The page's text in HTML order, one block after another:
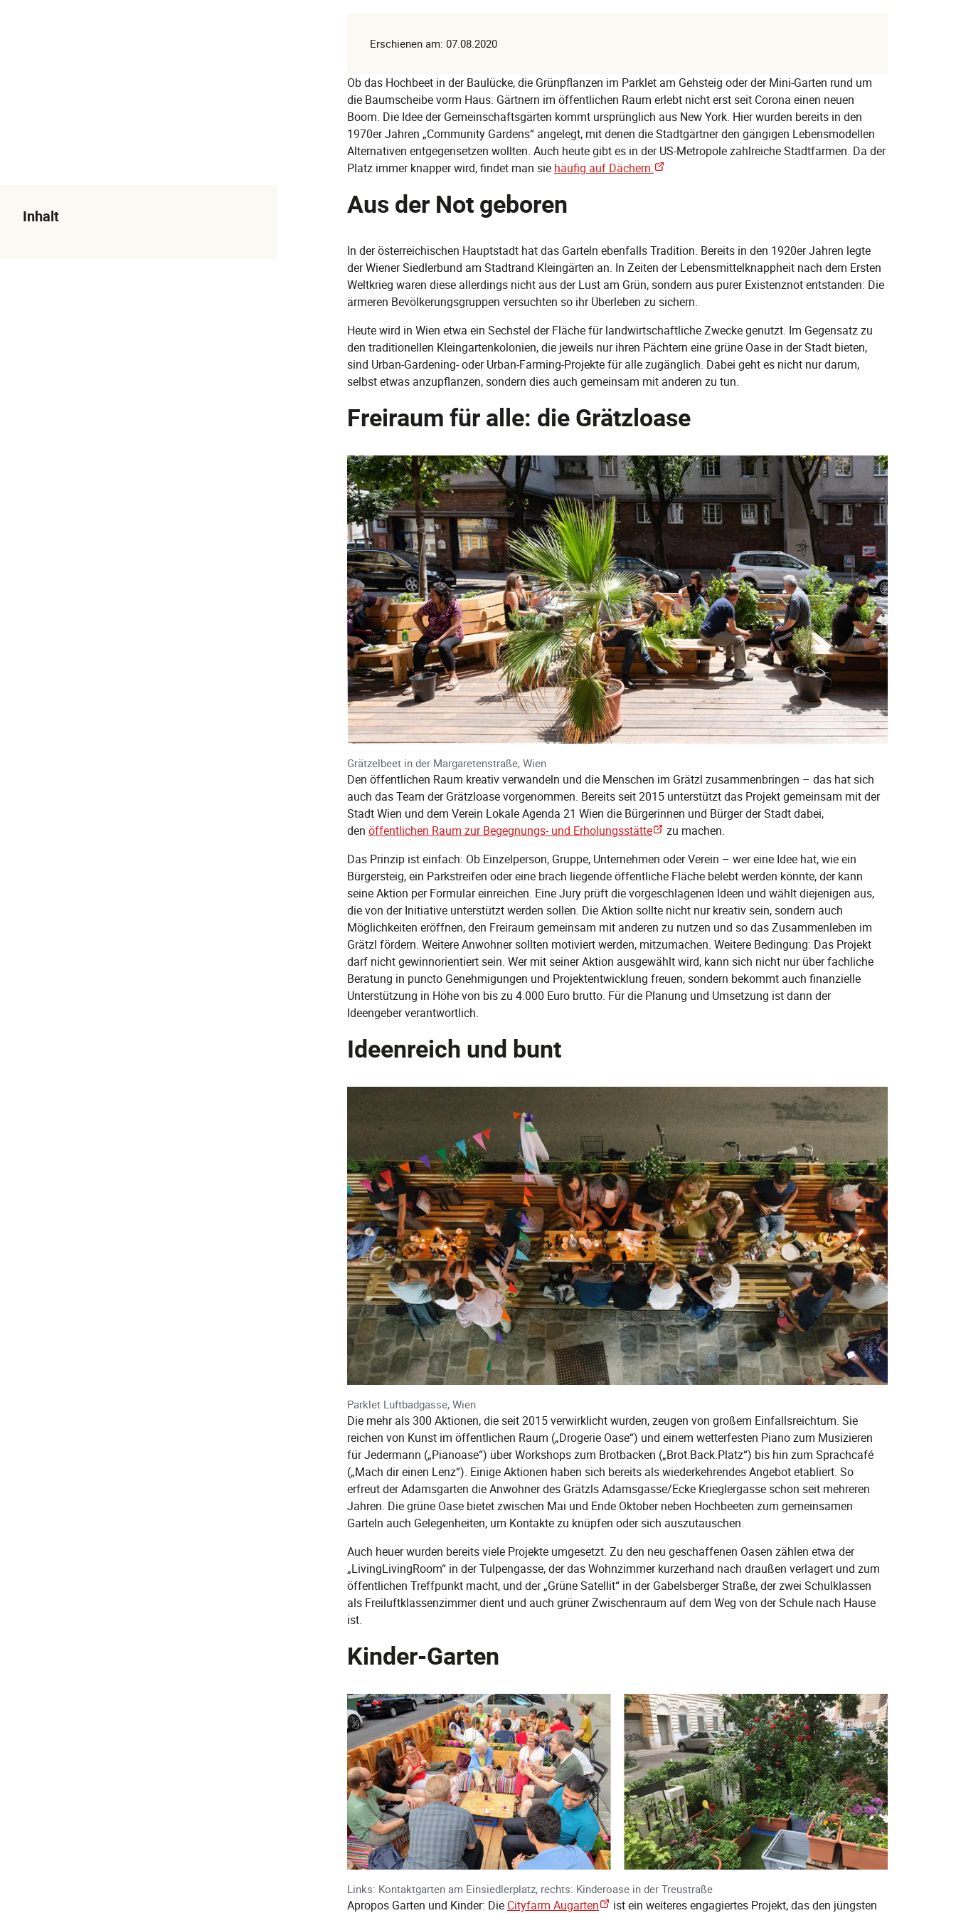
Erschienen am: 07.08.2020
Inhalt
Ob das Hochbeet in der Baulücke, die Grünpflanzen im Parklet am Gehsteig oder der Mini-Garten rund um
die Baumscheibe vorm Haus: Gärtnern im öffentlichen Raum erlebt nicht erst seit Corona einen neuen
Boom. Die Idee der Gemeinschaftsgärten kommt ursprünglich aus New York. Hier wurden bereits in den
1970er Jahren „Community Gardens“ angelegt, mit denen die Stadtgärtner den gängigen Lebensmodellen
Alternativen entgegensetzen wollten. Auch heute gibt es in der US-Metropole zahlreiche Stadtfarmen. Da der
Platz immer knapper wird, findet man sie häufig auf Dächern.
Aus der Not geboren
In der österreichischen Hauptstadt hat das Garteln ebenfalls Tradition. Bereits in den 1920er Jahren legte
der Wiener Siedlerbund am Stadtrand Kleingärten an. In Zeiten der Lebensmittelknappheit nach dem Ersten
Weltkrieg waren diese allerdings nicht aus der Lust am Grün, sondern aus purer Existenznot entstanden: Die
ärmeren Bevölkerungsgruppen versuchten so ihr Überleben zu sichern.
Heute wird in Wien etwa ein Sechstel der Fläche für landwirtschaftliche Zwecke genutzt. Im Gegensatz zu
den traditionellen Kleingartenkolonien, die jeweils nur ihren Pächtern eine grüne Oase in der Stadt bieten,
sind Urban-Gardening- oder Urban-Farming-Projekte für alle zugänglich. Dabei geht es nicht nur darum,
selbst etwas anzupflanzen, sondern dies auch gemeinsam mit anderen zu tun.
Freiraum für alle: die Grätzloase
Grätzelbeet in der Margaretenstraße, Wien
Den öffentlichen Raum kreativ verwandeln und die Menschen im Grätzl zusammenbringen – das hat sich
auch das Team der Grätzloase vorgenommen. Bereits seit 2015 unterstützt das Projekt gemeinsam mit der
Stadt Wien und dem Verein Lokale Agenda 21 Wien die Bürgerinnen und Bürger der Stadt dabei,
den öffentlichen Raum zur Begegnungs- und Erholungsstätte
zu machen.
Das Prinzip ist einfach: Ob Einzelperson, Gruppe, Unternehmen oder Verein – wer eine Idee hat, wie ein
Bürgersteig, ein Parkstreifen oder eine brach liegende öffentliche Fläche belebt werden könnte, der kann
seine Aktion per Formular einreichen. Eine Jury prüft die vorgeschlagenen Ideen und wählt diejenigen aus,
die von der Initiative unterstützt werden sollen. Die Aktion sollte nicht nur kreativ sein, sondern auch
Möglichkeiten eröffnen, den Freiraum gemeinsam mit anderen zu nutzen und so das Zusammenleben im
Grätzl fördern. Weitere Anwohner sollten motiviert werden, mitzumachen. Weitere Bedingung: Das Projekt
darf nicht gewinnorientiert sein. Wer mit seiner Aktion ausgewählt wird, kann sich nicht nur über fachliche
Beratung in puncto Genehmigungen und Projektentwicklung freuen, sondern bekommt auch finanzielle
Unterstützung in Höhe von bis zu 4.000 Euro brutto. Für die Planung und Umsetzung ist dann der
Ideengeber verantwortlich.
Ideenreich und bunt
Parklet Luftbadgasse, Wien
Die mehr als 300 Aktionen, die seit 2015 verwirklicht wurden, zeugen von großem Einfallsreichtum. Sie
reichen von Kunst im öffentlichen Raum („Drogerie Oase“) und einem wetterfesten Piano zum Musizieren
für Jedermann („Pianoase“) über Workshops zum Brotbacken („Brot.Back.Platz“) bis hin zum Sprachcafé
(„Mach dir einen Lenz“). Einige Aktionen haben sich bereits als wiederkehrendes Angebot etabliert. So
erfreut der Adamsgarten die Anwohner des Grätzls Adamsgasse/Ecke Krieglergasse schon seit mehreren
Jahren. Die grüne Oase bietet zwischen Mai und Ende Oktober neben Hochbeeten zum gemeinsamen
Garteln auch Gelegenheiten, um Kontakte zu knüpfen oder sich auszutauschen.
Auch heuer wurden bereits viele Projekte umgesetzt. Zu den neu geschaffenen Oasen zählen etwa der
„LivingLivingRoom“ in der Tulpengasse, der das Wohnzimmer kurzerhand nach draußen verlagert und zum
öffentlichen Treffpunkt macht, und der „Grüne Satellit“ in der Gabelsberger Straße, der zwei Schulklassen
als Freiluftklassenzimmer dient und auch grüner Zwischenraum auf dem Weg von der Schule nach Hause
ist.
Kinder-Garten
Links: Kontaktgarten am Einsiedlerplatz, rechts: Kinderoase in der Treustraße
Apropos Garten und Kinder: Die Cityfarm Augarten ist ein weiteres engagiertes Projekt, das den jüngsten